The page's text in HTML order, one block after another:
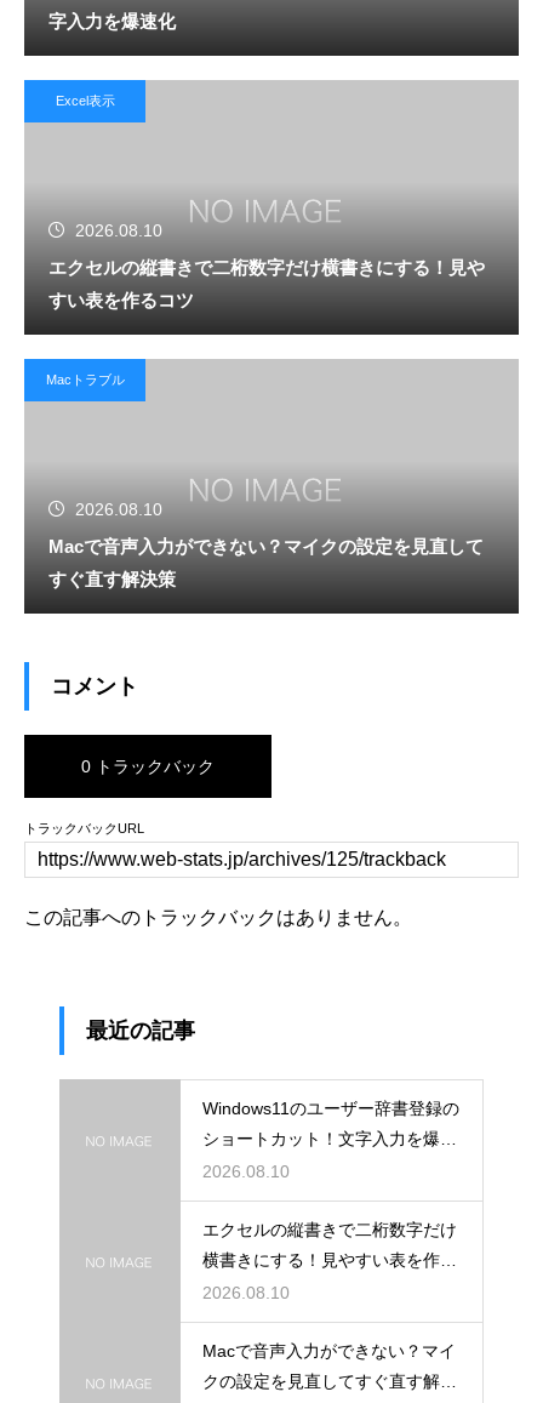
字入力を爆速化
Excel表示
2026.08.10
エクセルの縦書きで二桁数字だけ横書きにする！見や
すい表を作るコツ
Macトラブル
2026.08.10
Macで音声入力ができない？マイクの設定を見直して
すぐ直す解決策
コメント
0 トラックバック
トラックバックURL
この記事へのトラックバックはありません。
最近の記事
Windows11のユーザー辞書登録の
ショートカット！文字入力を爆速
化
2026.08.10
エクセルの縦書きで二桁数字だけ
横書きにする！見やすい表を作る
コツ
2026.08.10
Macで音声入力ができない？マイ
クの設定を見直してすぐ直す解決